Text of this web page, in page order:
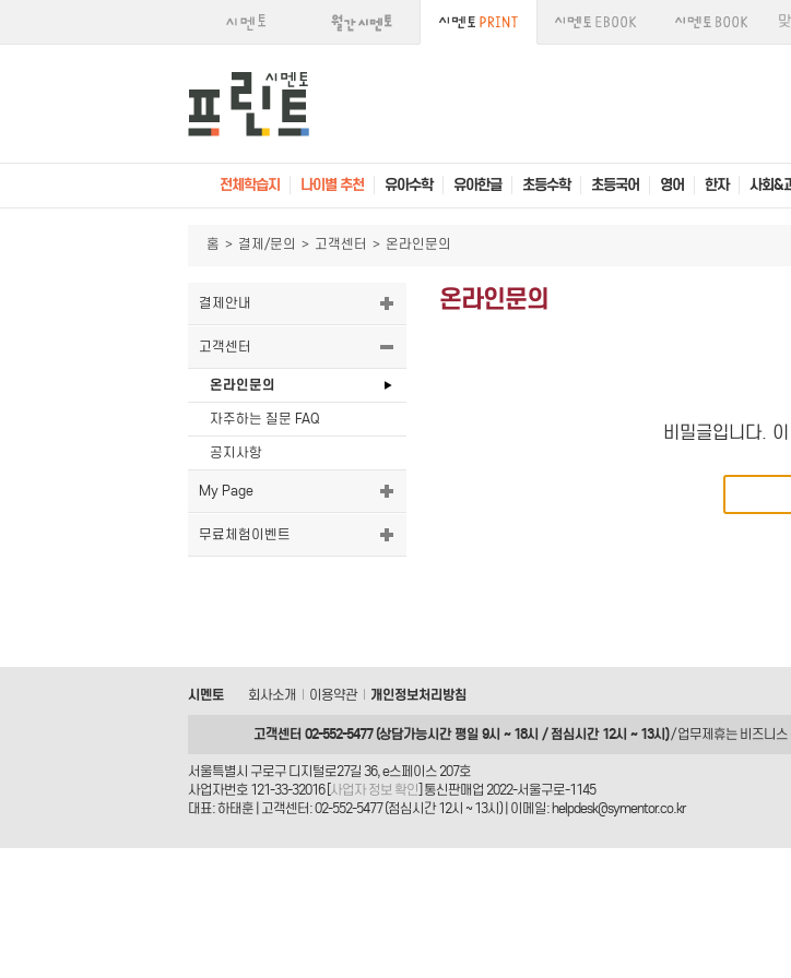
전체학습지 나이별 추천 유아수학 유아한글 초등수학 초등국어 영어 한자 사회&
홈 > 결제/문의 > 고객센터 > 온라인문의
결제안내
고객센터
온라인문의
자주하는 질문 FAQ
공지사항
My Page
무료체험이벤트
온라인문의
비밀글입니다.
시멘토 회사소개 이용약관 개인정보처리방침
고객센터 02-552-5477 (상담가능시간 평일 9시 ~ 18시 / 점심시간 12시 ~ 13시)/ 업무제휴는 비즈니스
서울특별시 구로구 디지털로27길 36, e스페이스 207호
사업자번호 121-33-32016 [ 사업자 정보 확인 ] 통신판매업 2022-서울구로-1145
대표: 하태훈 | 고객센터: 02-552-5477 (점심시간 12시 ~ 13시) | 이메일: helpdesk@symentor.co.kr